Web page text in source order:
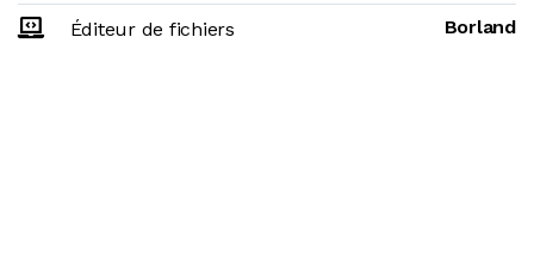
Éditeur de fichiers Borland